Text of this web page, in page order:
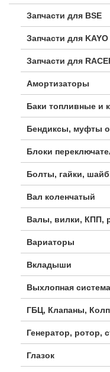
Запчасти для BSE
Запчасти для KAYO
Запчасти для
Амортизаторы
Баки топливные и
Бендиксы, муфты
Блоки
Болты, гайки,
Вал коленчатый
Валы, вилки, КПП,
Вариаторы
Вкладыши
Выхлопная система
ГБЦ, Клапаны,
Генератор, ротор,
Глазок